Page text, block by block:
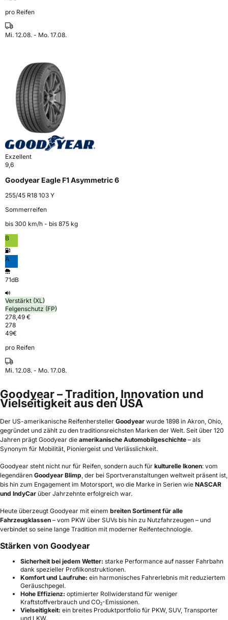
pro Reifen
Mi. 12.08. - Mo. 17.08.
Exzellent
9,6
Goodyear Eagle F1 Asymmetric 6
255/45 R18 103 Y
Sommerreifen
bis 300 km⁠/⁠h - bis 875 kg
B
A
71dB
Verstärkt (XL)
Felgenschutz (FP)
278,49 €
278
49€
pro Reifen
Mi. 12.08. - Mo. 17.08.
Goodyear – Tradition, Innovation und
Vielseitigkeit aus den USA
Der US-amerikanische Reifenhersteller Goodyear wurde 1898 in Akron, Ohio,
gegründet und zählt zu den traditionsreichsten Marken der Welt. Seit über 120
Jahren prägt Goodyear die amerikanische Automobilgeschichte – als
Synonym für Mobilität, Pioniergeist und Verlässlichkeit.
Goodyear steht nicht nur für Reifen, sondern auch für kulturelle Ikonen: vom
legendären Goodyear Blimp, der bei Sportveranstaltungen weltweit präsent ist,
bis hin zum Engagement im Motorsport, wo die Marke in Serien wie NASCAR
und IndyCar über Jahrzehnte erfolgreich war.
Heute überzeugt Goodyear mit einem breiten Sortiment für alle
Fahrzeugklassen – vom PKW über SUVs bis hin zu Nutzfahrzeugen – und
verbindet so seine lange Tradition mit moderner Reifentechnologie.
Stärken von Goodyear
Sicherheit bei jedem Wetter: starke Performance auf nasser Fahrbahn
dank spezieller Profilkonstruktionen.
Komfort und Laufruhe: ein harmonisches Fahrerlebnis mit reduziertem
Geräuschpegel.
Hohe Effizienz: optimierter Rollwiderstand für weniger
Kraftstoffverbrauch und CO₂-Emissionen.
Vielseitigkeit: ein breites Produktportfolio für PKW, SUV, Transporter
und LKW.